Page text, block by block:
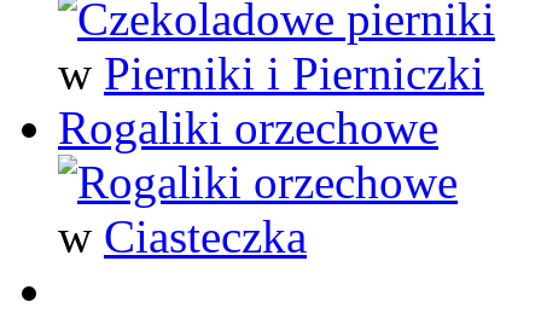
w Pierniki i Pierniczki
Rogaliki orzechowe
w Ciasteczka